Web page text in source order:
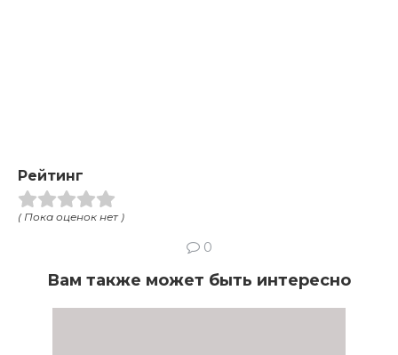
Рейтинг
( Пока оценок нет )
0
Вам также может быть интересно